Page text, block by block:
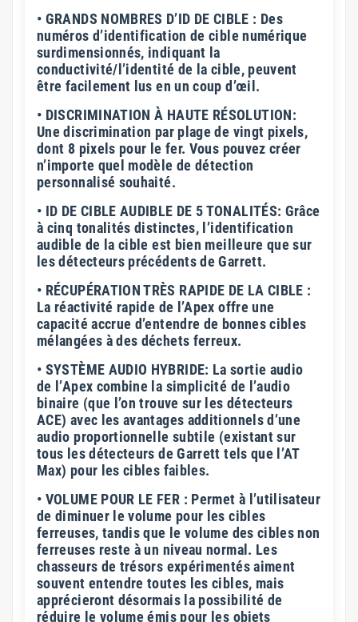
• GRANDS NOMBRES D’ID DE CIBLE : Des
numéros d’identification de cible numérique
surdimensionnés, indiquant la
conductivité/l’identité de la cible, peuvent
être facilement lus en un coup d’œil.
• DISCRIMINATION À HAUTE RÉSOLUTION:
Une discrimination par plage de vingt pixels,
dont 8 pixels pour le fer. Vous pouvez créer
n’importe quel modèle de détection
personnalisé souhaité.
• ID DE CIBLE AUDIBLE DE 5 TONALITÉS: Grâce
à cinq tonalités distinctes, l’identification
audible de la cible est bien meilleure que sur
les détecteurs précédents de Garrett.
• RÉCUPÉRATION TRÈS RAPIDE DE LA CIBLE :
La réactivité rapide de l’Apex offre une
capacité accrue d’entendre de bonnes cibles
mélangées à des déchets ferreux.
• SYSTÈME AUDIO HYBRIDE: La sortie audio
de l’Apex combine la simplicité de l’audio
binaire (que l’on trouve sur les détecteurs
ACE) avec les avantages additionnels d’une
audio proportionnelle subtile (existant sur
tous les détecteurs de Garrett tels que l’AT
Max) pour les cibles faibles.
• VOLUME POUR LE FER : Permet à l’utilisateur
de diminuer le volume pour les cibles
ferreuses, tandis que le volume des cibles non
ferreuses reste à un niveau normal. Les
chasseurs de trésors expérimentés aiment
souvent entendre toutes les cibles, mais
apprécieront désormais la possibilité de
réduire le volume émis pour les objets